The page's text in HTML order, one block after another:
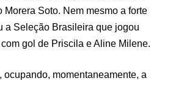
Soto. Nem mesmo a forte
a Seleção Brasileira que jogou
gol de Priscila e Aline Milene.
momentaneamente, a